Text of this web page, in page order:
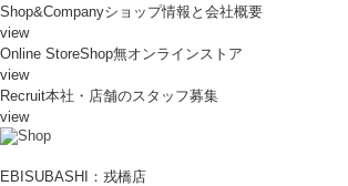
Shop&Companyショップ情報と会社概要
view
Online StoreShop無オンラインストア
view
Recruit本社・店舗のスタッフ募集
view
EBISUBASHI：戎橋店